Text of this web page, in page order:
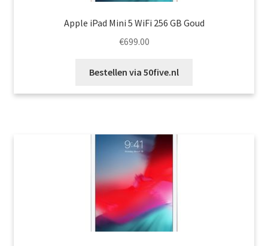
Apple iPad Mini 5 WiFi 256 GB Goud
€699.00
Bestellen via 50five.nl